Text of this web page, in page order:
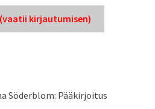
kir­jau­tu­misen)
Söderblom: Pääkirjoitus